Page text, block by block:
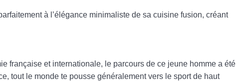
à l’élégance minimaliste de sa cuisine fusion, créant
française et internationale, le parcours de ce jeune homme a été
tout le monde te pousse généralement vers le sport de haut